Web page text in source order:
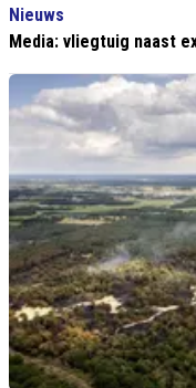
Nieuws
Media: vliegtuig naast